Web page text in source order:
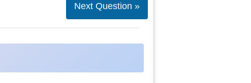
Next Question »